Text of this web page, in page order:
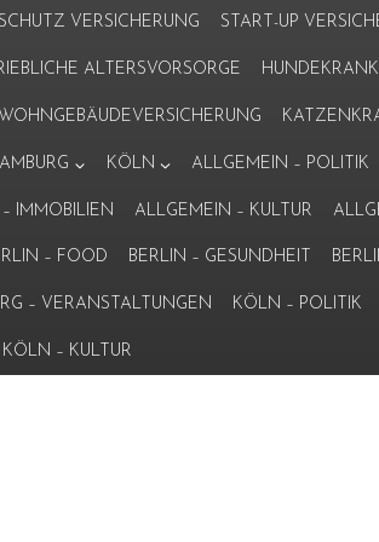
VERSICHERUNG START-UP
ALTERSVORSORGE
WOHNGEBÄUDEVERSICHERUNG
KÖLN ALLGEMEIN – POLITIK
IMMOBILIEN ALLGEMEIN – KULTUR
– FOOD BERLIN – GESUNDHEIT
– VERANSTALTUNGEN KÖLN – POLITIK
KÖLN – KULTUR